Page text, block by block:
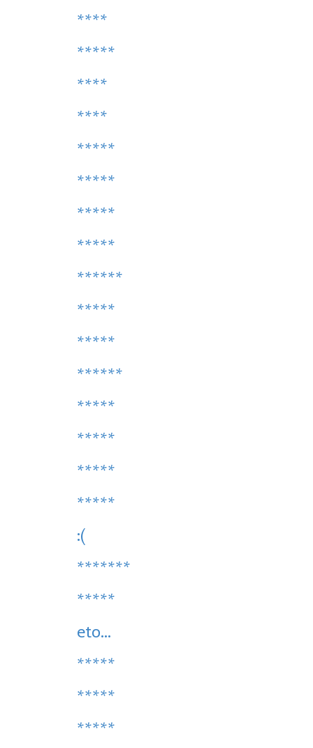
****
*****
****
****
*****
*****
*****
*****
******
*****
*****
******
*****
*****
*****
*****
:(
*******
*****
eto...
*****
*****
*****